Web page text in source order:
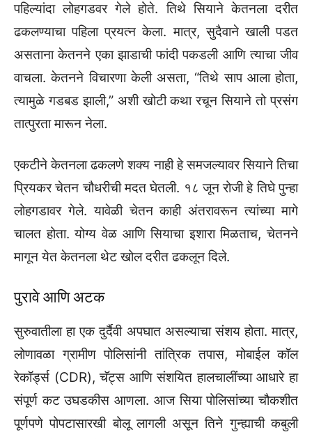
पहिल्यांदा लोहगडवर गेले होते. तिथे सियाने केतनला दरीत
ढकलण्याचा पहिला प्रयत्न केला. मात्र, सुदैवाने खाली पडत
असताना केतनने एका झाडाची फांदी पकडली आणि त्याचा जीव
वाचला. केतनने विचारणा केली असता, “तिथे साप आला होता,
त्यामुळे गडबड झाली,” अशी खोटी कथा रचून सियाने तो प्रसंग
तात्पुरता मारून नेला.
एकटीने केतनला ढकलणे शक्य नाही हे समजल्यावर सियाने तिचा
प्रियकर चेतन चौधरीची मदत घेतली. १८ जून रोजी हे तिघे पुन्हा
लोहगडावर गेले. यावेळी चेतन काही अंतरावरून त्यांच्या मागे
चालत होता. योग्य वेळ आणि सियाचा इशारा मिळताच, चेतनने
मागून येत केतनला थेट खोल दरीत ढकलून दिले.
पुरावे आणि अटक
सुरुवातीला हा एक दुर्दैवी अपघात असल्याचा संशय होता. मात्र,
लोणावळा ग्रामीण पोलिसांनी तांत्रिक तपास, मोबाईल कॉल
रेकॉर्ड्स (CDR), चॅट्स आणि संशयित हालचालींच्या आधारे हा
संपूर्ण कट उघडकीस आणला. आज सिया पोलिसांच्या चौकशीत
पूर्णपणे पोपटासारखी बोलू लागली असून तिने गुन्ह्याची कबुली